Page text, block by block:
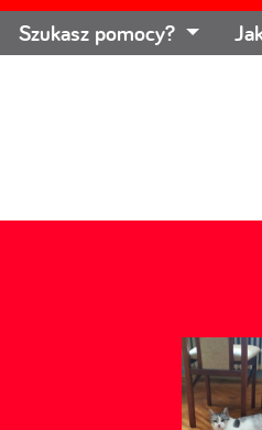
Szukasz pomocy?